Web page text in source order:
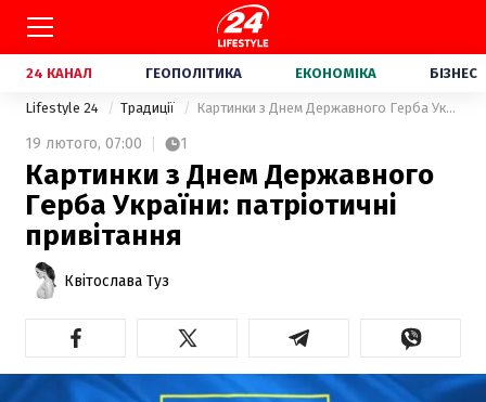
24 КАНАЛ ГЕОПОЛІТИКА ЕКОНОМІКА БІЗНЕС
Lifestyle 24 Традиції Картинки з Днем Державного Герба України: патріотичні привітання
19 лютого, 07:00 1
Картинки з Днем Державного
Герба України: патріотичні
привітання
Квітослава Туз